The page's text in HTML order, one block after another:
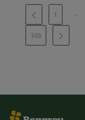
PÀGINA
1 ...
PÀGINA
103